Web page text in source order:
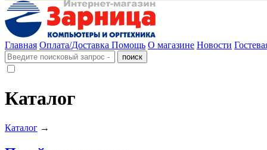
Главная Оплата/Доставка Помощь О магазине Новости
Каталог
Каталог →